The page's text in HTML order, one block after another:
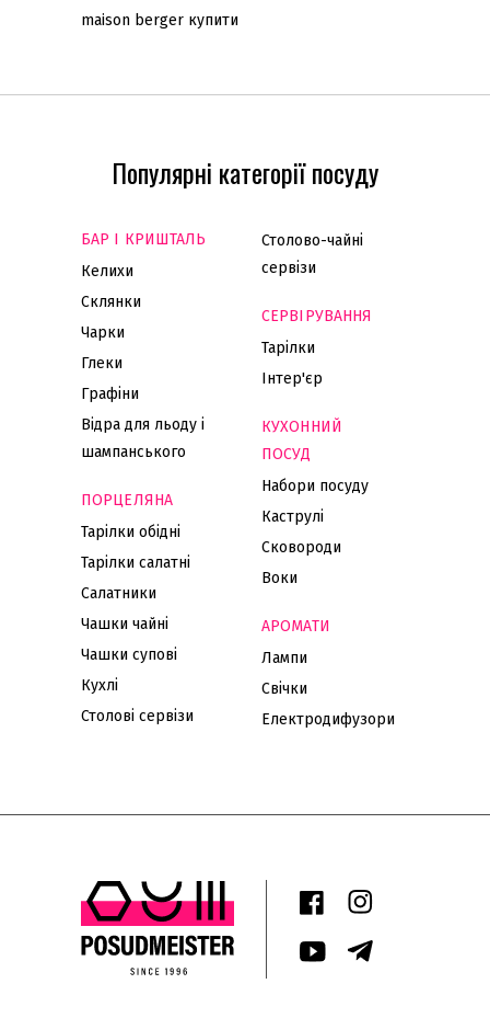
maison berger купити
Популярні категорії посуду
БАР І КРИШТАЛЬ
Келихи
Склянки
Чарки
Глеки
Графіни
Відра для льоду і
шампанського
ПОРЦЕЛЯНА
Тарілки обідні
Тарілки салатні
Салатники
Чашки чайні
Чашки супові
Кухлі
Столові сервізи
Столово-чайні
сервізи
СЕРВІРУВАННЯ
Тарілки
Інтер'єр
КУХОННИЙ
ПОСУД
Набори посуду
Каструлі
Сковороди
Воки
АРОМАТИ
Лампи
Свічки
Електродифузори